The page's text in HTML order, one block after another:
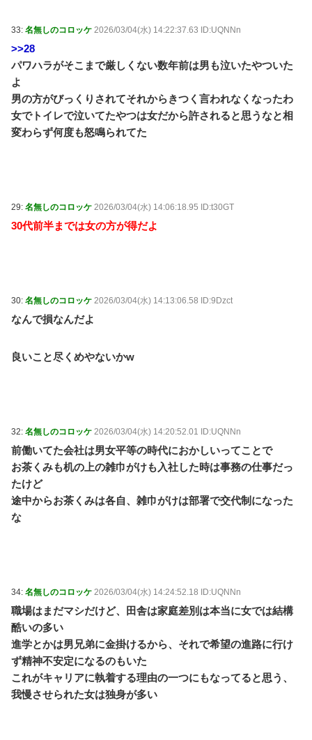
33: 名無しのコロッケ 2026/03/04(水) 14:22:37.63 ID:UQNNn
>>28
パワハラがそこまで厳しくない数年前は男も泣いたやついた
よ
男の方がびっくりされてそれからきつく言われなくなったわ
女でトイレで泣いてたやつは女だから許されると思うなと相
変わらず何度も怒鳴られてた
29: 名無しのコロッケ 2026/03/04(水) 14:06:18.95 ID:t30GT
30代前半までは女の方が得だよ
30: 名無しのコロッケ 2026/03/04(水) 14:13:06.58 ID:9Dzct
なんで損なんだよ
良いこと尽くめやないかw
32: 名無しのコロッケ 2026/03/04(水) 14:20:52.01 ID:UQNNn
前働いてた会社は男女平等の時代におかしいってことで
お茶くみも机の上の雑巾がけも入社した時は事務の仕事だっ
たけど
途中からお茶くみは各自、雑巾がけは部署で交代制になった
な
34: 名無しのコロッケ 2026/03/04(水) 14:24:52.18 ID:UQNNn
職場はまだマシだけど、田舎は家庭差別は本当に女では結構
酷いの多い
進学とかは男兄弟に金掛けるから、それで希望の進路に行け
ず精神不安定になるのもいた
これがキャリアに執着する理由の一つにもなってると思う、
我慢させられた女は独身が多い